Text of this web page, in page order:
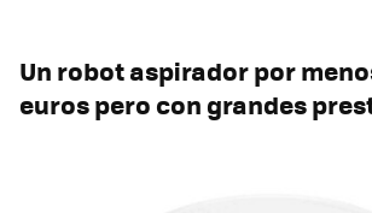
Un robot aspirador por
euros pero con grandes